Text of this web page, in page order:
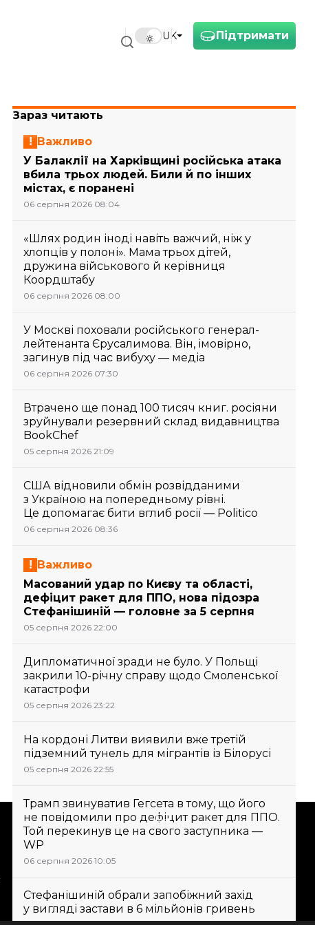
Підтримати
UK
Зараз читають
Важливо
У Балаклії на Харківщині російська атака
вбила трьох людей. Били й по інших
містах, є поранені
06 серпня 2026 08:04
«Шлях родин іноді навіть важчий, ніж у
хлопців у полоні». Мама трьох дітей,
дружина військового й керівниця
Коордштабу
06 серпня 2026 08:00
У Москві поховали російського генерал-
лейтенанта Єрусалимова. Він, імовірно,
загинув під час вибуху — медіа
06 серпня 2026 07:30
Втрачено ще понад 100 тисяч книг. росіяни
зруйнували резервний склад видавництва
BookChef
05 серпня 2026 21:09
США відновили обмін розвідданими
з Україною на попередньому рівні.
Це допомагає бити вглиб росії — Politico
06 серпня 2026 08:36
Важливо
Масований удар по Києву та області,
дефіцит ракет для ППО, нова підозра
Стефанішиній — головне за 5 серпня
05 серпня 2026 22:00
Дипломатичної зради не було. У Польщі
закрили 10-річну справу щодо Смоленської
катастрофи
05 серпня 2026 23:22
На кордоні Литви виявили вже третій
підземний тунель для мігрантів із Білорусі
05 серпня 2026 22:55
Трамп звинуватив Гегсета в тому, що його
не повідомили про дефіцит ракет для ППО.
Той перекинув це на свого заступника —
WP
06 серпня 2026 10:05
Стефанішиній обрали запобіжний захід
у вигляді застави в 6 мільйонів гривень
Підтримати
Підтримай hromadske.
завдяки тобі. Будь нашим
другом